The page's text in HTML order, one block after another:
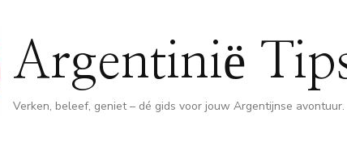
Argentinië
Verken, beleef, geniet – dé gids voor jouw Argentijnse avontuur.